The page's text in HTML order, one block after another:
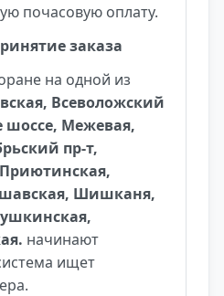
почасовую оплату.
заказа
на одной из
Всеволожский
шоссе, Межевая,
пр-т,
Шишканя,
начинают
ищет